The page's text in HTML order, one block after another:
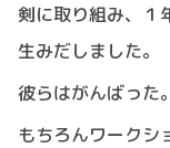
剣に取り組み、１
生みだしました。
彼らはがんばった。
もちろんワークシ